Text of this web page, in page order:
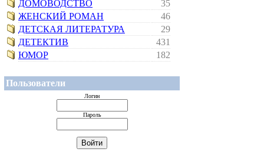
ДОМОВОДСТВО
35
ЖЕНСКИЙ РОМАН
46
ДЕТСКАЯ ЛИТЕРАТУРА
29
ДЕТЕКТИВ
431
ЮМОР
182
Пользователи
Логин
Пароль